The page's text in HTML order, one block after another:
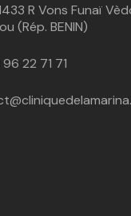
R Vons Funaï
(Rép. BENIN)
22 71 71